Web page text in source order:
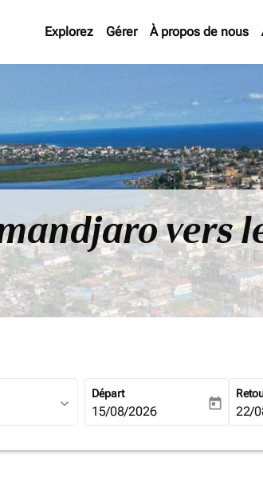
Explorez Gérer À propos de nous
vers
expand_more
Départ
fc-booking-departure-date-
15/08/2026 today fc-
22/